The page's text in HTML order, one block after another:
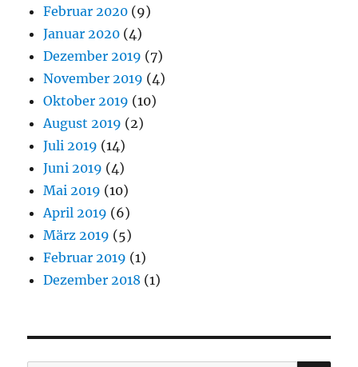
Februar 2020 (9)
Januar 2020 (4)
Dezember 2019 (7)
November 2019 (4)
Oktober 2019 (10)
August 2019 (2)
Juli 2019 (14)
Juni 2019 (4)
Mai 2019 (10)
April 2019 (6)
März 2019 (5)
Februar 2019 (1)
Dezember 2018 (1)